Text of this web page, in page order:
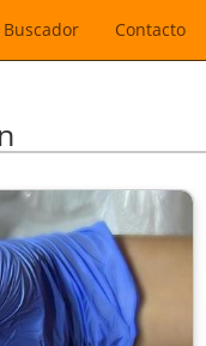
Buscador Contacto